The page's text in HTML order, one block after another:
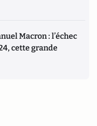
Macron : l’échec
cette grande